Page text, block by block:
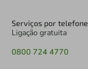
Serviços por telefone
Ligação gratuita
0800 724 4770